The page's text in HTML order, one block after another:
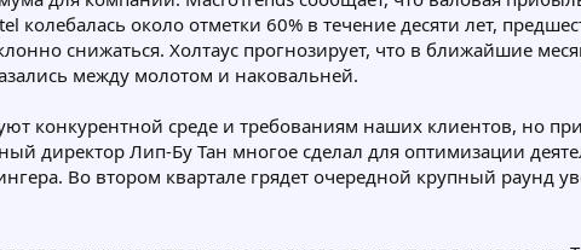
колебалась около отметки 60% в течение десяти лет,
снижаться. Холтаус прогнозирует, что в ближайшие
между молотом и наковальней.
конкурентной среде и требованиям наших клиентов, но
директор Лип-Бу Тан многое сделал для оптимизации
Во втором квартале грядет очередной крупный раунд